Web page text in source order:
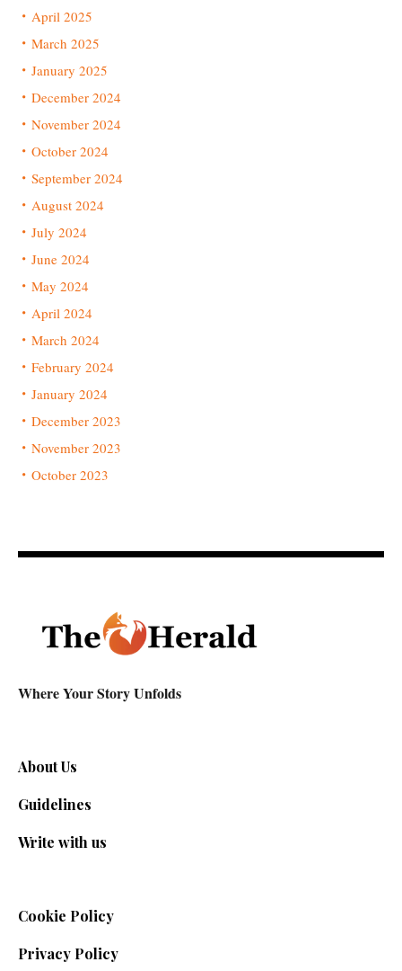
April 2025
March 2025
January 2025
December 2024
November 2024
October 2024
September 2024
August 2024
July 2024
June 2024
May 2024
April 2024
March 2024
February 2024
January 2024
December 2023
November 2023
October 2023
Where Your Story Unfolds
About Us
Guidelines
Write with us
Cookie Policy
Privacy Policy